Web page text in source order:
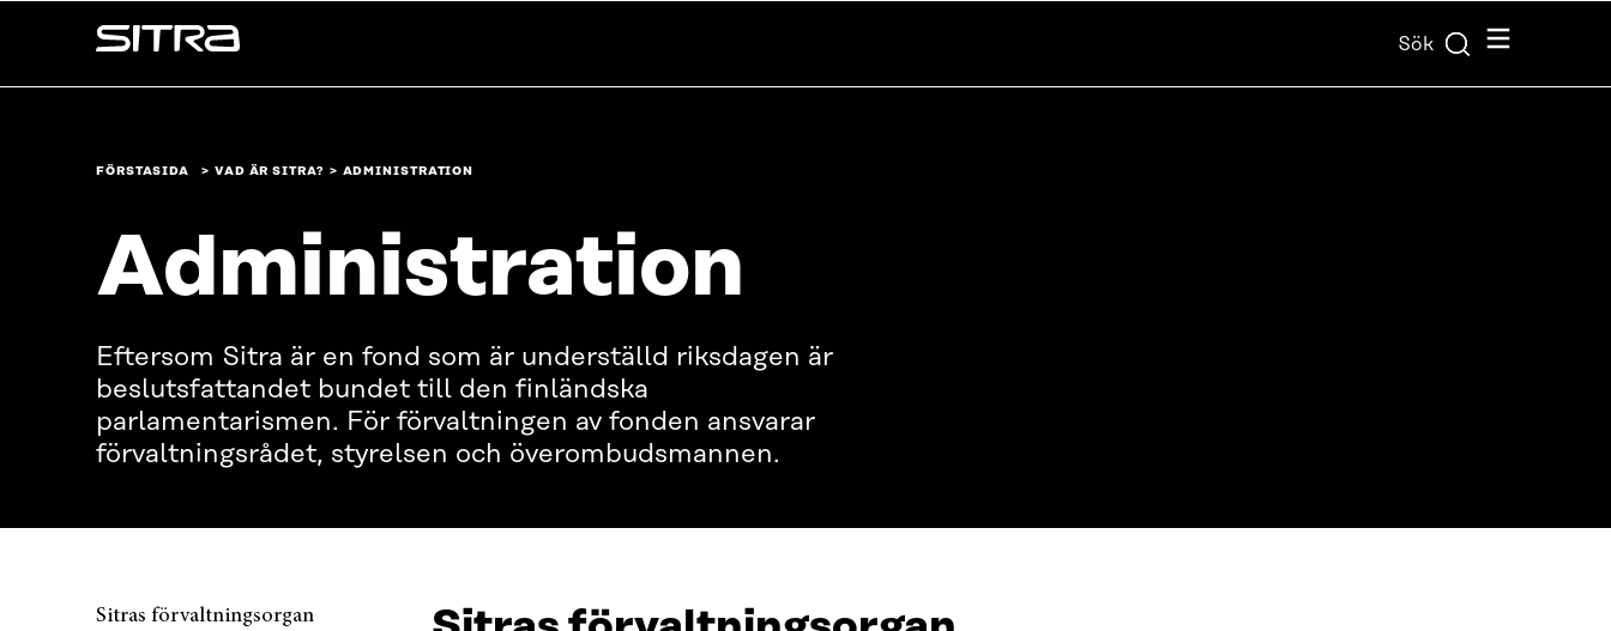
↓
Sitra Sök Meny
FÖRSTASIDA VAD ÄR SITRA? ADMINISTRATION
Administration
Eftersom Sitra är en fond som är underställd riksdagen är
beslutsfattandet bundet till den finländska
parlamentarismen. För förvaltningen av fonden ansvarar
förvaltningsrådet, styrelsen och överombudsmannen.
Sitras förvaltningsorgan